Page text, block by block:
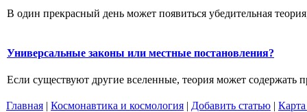
В один прекрасный день может появиться убедительная
Универсальные законы или местные постановления?
Если существуют другие вселенные, теория может содержать
Главная | Космонавтика и космология | Добавить статью | Карта